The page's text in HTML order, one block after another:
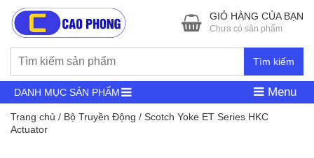
Tìm kiếm
GIỎ HÀNG CỦA BẠN
Chưa có sản phẩm
DANH MỤC SẢN PHẨM Menu
Trang chủ / Bộ Truyền Động / Scotch Yoke ET Series HKC
Actuator